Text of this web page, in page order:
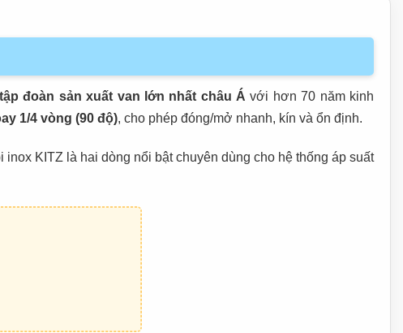
tập đoàn sản xuất van lớn nhất châu Á với hơn 70 năm kinh
1/4 vòng (90 độ), cho phép đóng/mở nhanh, kín và ổn định.
KITZ là hai dòng nổi bật chuyên dùng cho hệ thống áp suất